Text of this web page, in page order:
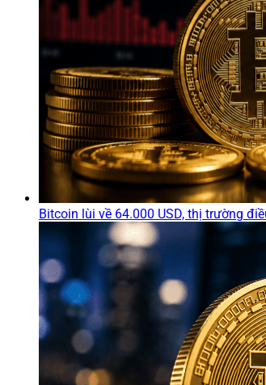
Bitcoin lùi về 64.000 USD, thị trường